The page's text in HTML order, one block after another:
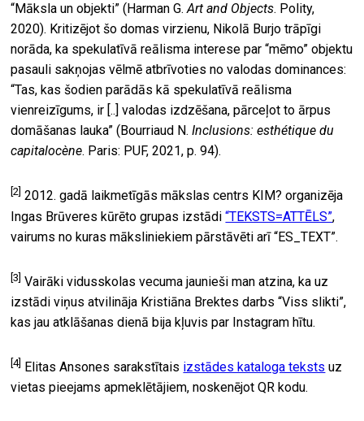
“Māksla un objekti” (Harman G.Art and Objects. Polity,
2020). Kritizējot šo domas virzienu, Nikolā Burjo trāpīgi
norāda, ka spekulatīvā reālisma interese par “mēmo” objektu
pasauli sakņojas vēlmē atbrīvoties no valodas dominances:
“Tas, kas šodien parādās kā spekulatīvā reālisma
vienreizīgums, ir [..] valodas izdzēšana, pārceļot to ārpus
domāšanas lauka” (Bourriaud N.Inclusions: esthétique du
capitalocène. Paris: PUF, 2021, p. 94).
[2] 2012. gadā laikmetīgās mākslas centrs KIM? organizēja
Ingas Brūveres kūrēto grupas izstādi“TEKSTS=ATTĒLS”,
vairums no kuras māksliniekiem pārstāvēti arī “ES_TEXT”.
[3] Vairāki vidusskolas vecuma jaunieši man atzina, ka uz
izstādi viņus atvilināja Kristiāna Brektes darbs “Viss slikti”,
kas jau atklāšanas dienā bija kļuvis par Instagram hītu.
[4] Elitas Ansones sarakstītais izstādes kataloga teksts uz
vietas pieejams apmeklētājiem, noskenējot QR kodu.